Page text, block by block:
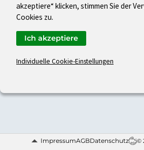
ImpressumAGBDatenschutz ©
akzeptiere“ klicken, stimmen Sie der
Cookies zu.
Individuelle Cookie-Einstellungen
Ich akzeptiere